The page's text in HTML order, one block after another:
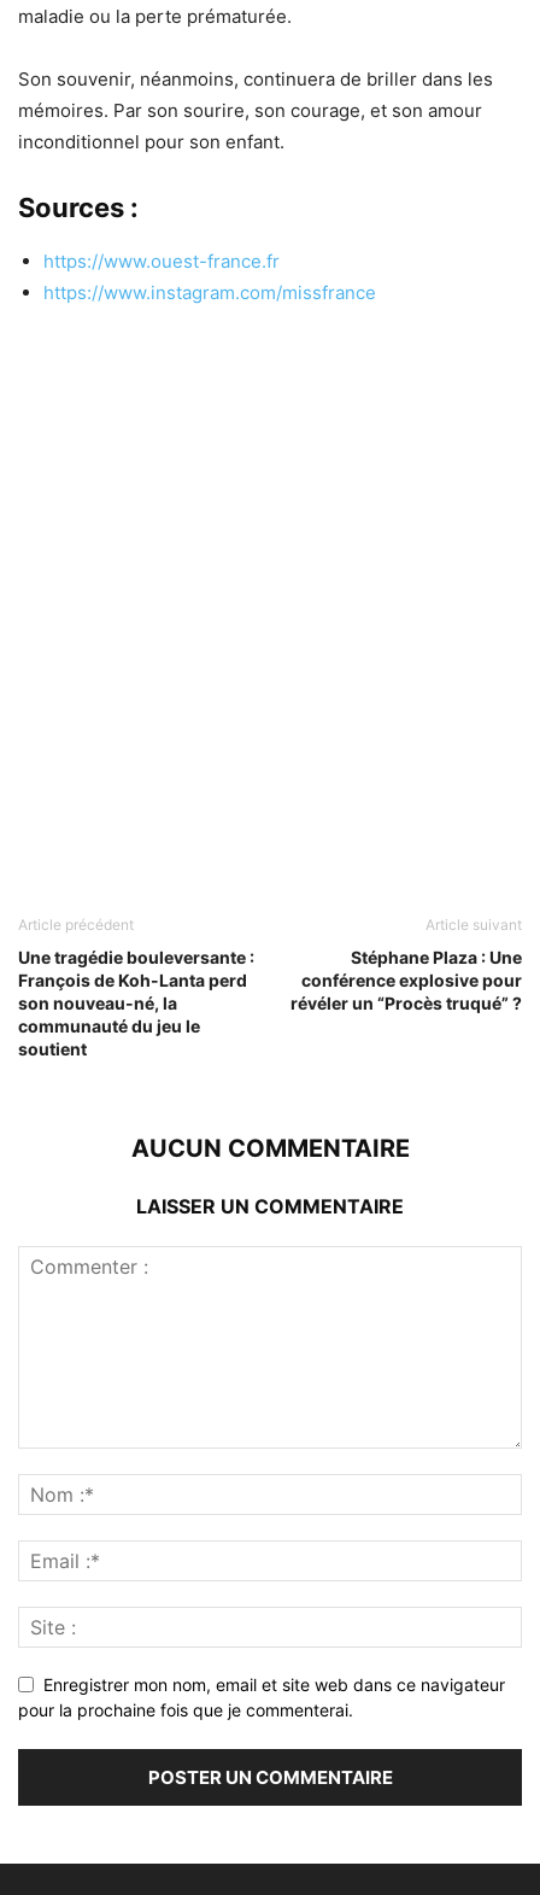
maladie ou la perte prématurée.
Son souvenir, néanmoins, continuera de briller dans les
mémoires. Par son sourire, son courage, et son amour
inconditionnel pour son enfant.
Sources :
https://www.ouest-france.fr
https://www.instagram.com/missfrance
Article précédent
Une tragédie bouleversante :
François de Koh-Lanta perd
son nouveau-né, la
communauté du jeu le
soutient
Article suivant
Stéphane Plaza : Une
conférence explosive pour
révéler un “Procès truqué” ?
AUCUN COMMENTAIRE
LAISSER UN COMMENTAIRE
Enregistrer mon nom, email et site web dans ce navigateur
pour la prochaine fois que je commenterai.